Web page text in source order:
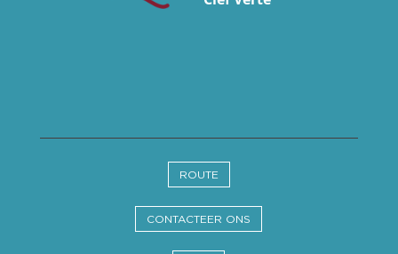
ROUTE
CONTACTEER ONS